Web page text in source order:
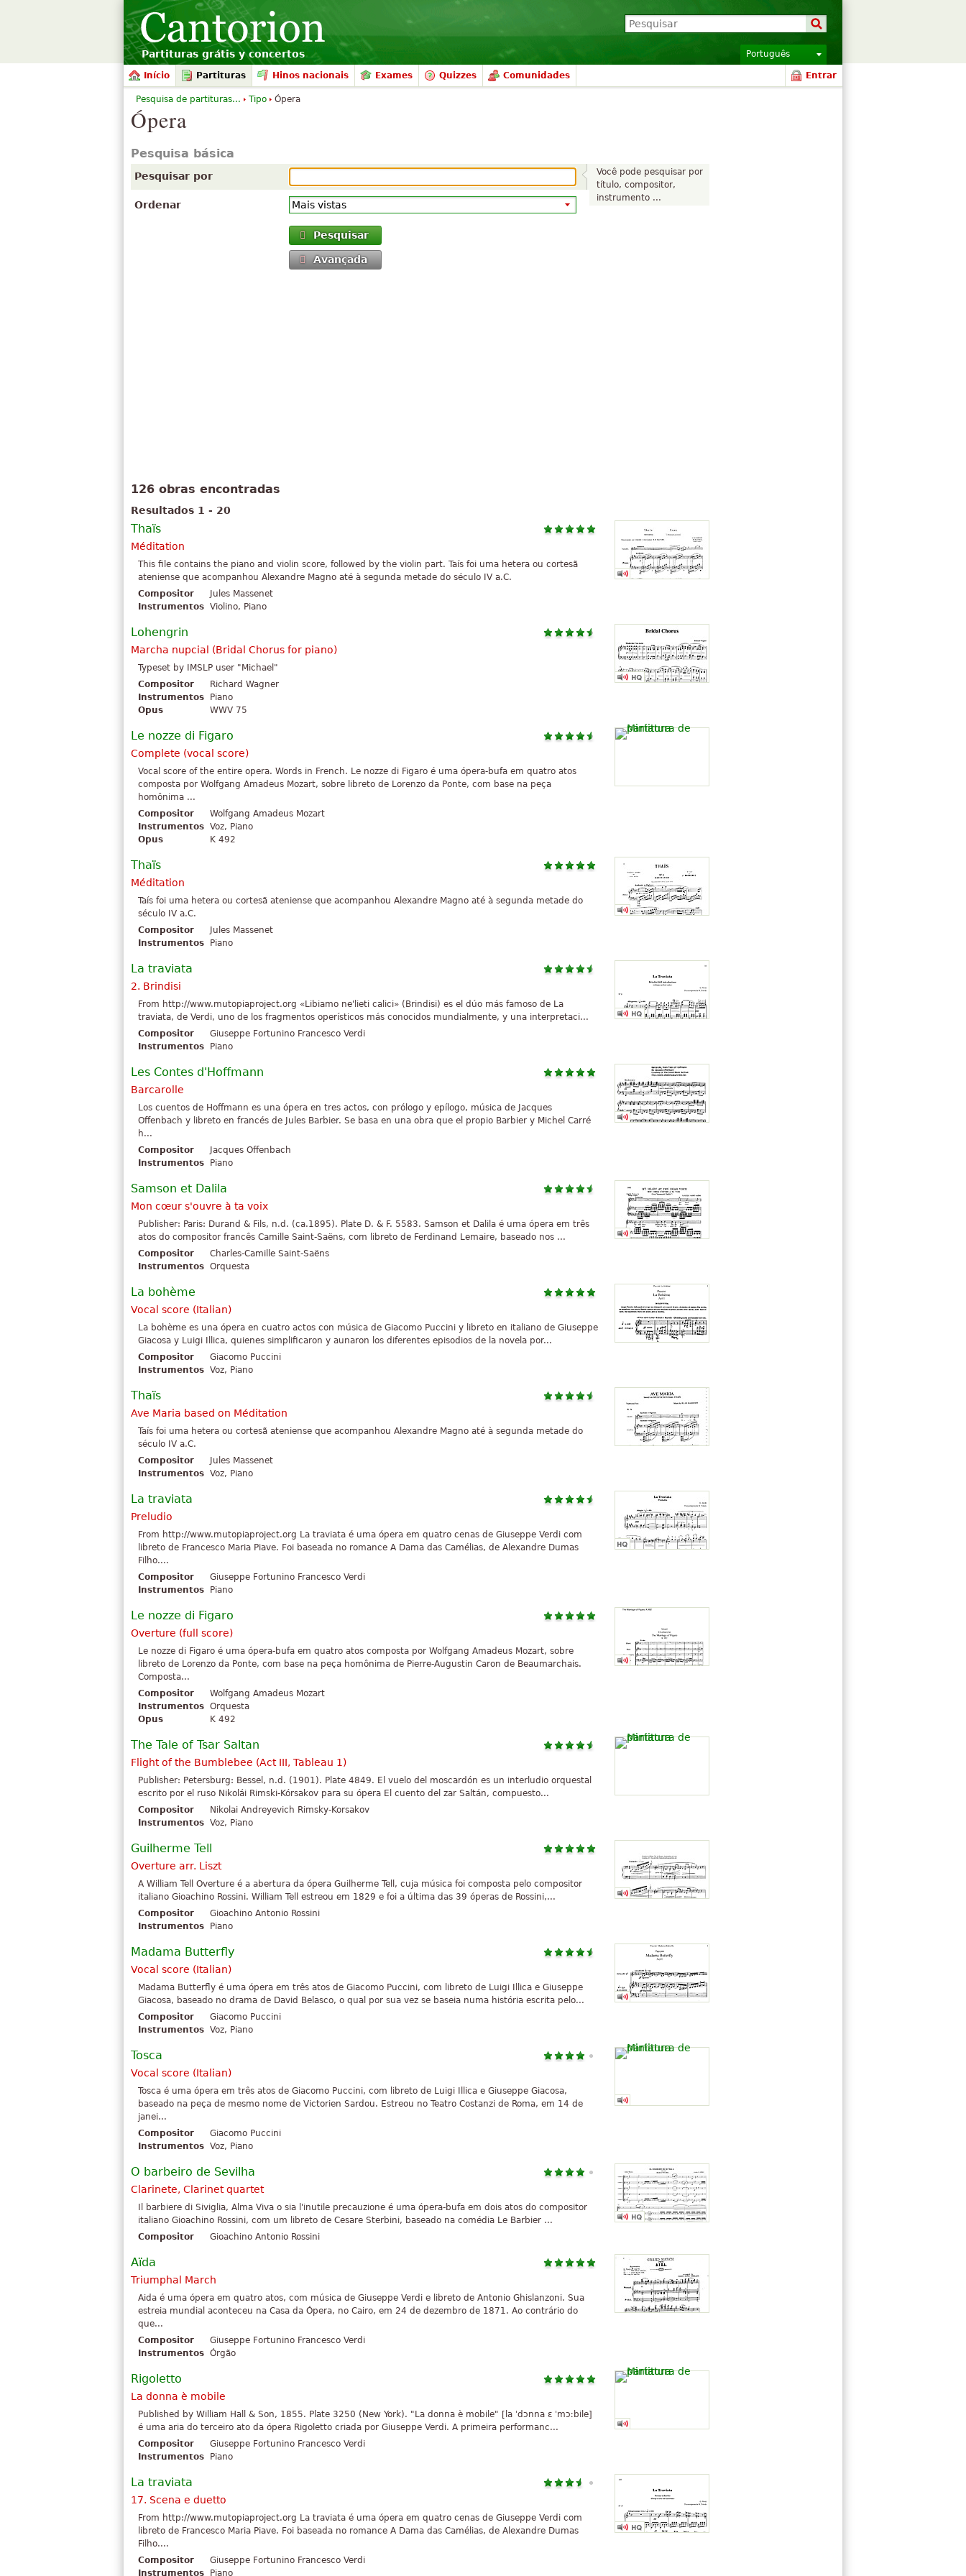
Partituras grátis y concertos Português
Início Partituras Hinos nacionais Exames Quizzes Comunidades Entrar
Ópera
Pesquisa básica
Você pode pesquisar por
título, compositor,
instrumento ...
Pesquisar por
Ordenar
Pesquisar
Avançada
126 obras encontradas
Resultados 1 - 20
Thaïs
Méditation
This file contains the piano and violin score, followed by the violin part. Taís foi uma hetera ou cortesã
ateniense que acompanhou Alexandre Magno até à segunda metade do século IV a.C.
Compositor
Jules Massenet
Instrumentos Violino, Piano
Lohengrin
Marcha nupcial (Bridal Chorus for piano)
Typeset by IMSLP user "Michael"
Compositor
Richard Wagner
Instrumentos
Piano
Opus
WWV 75
Le nozze di Figaro
Complete (vocal score)
Vocal score of the entire opera. Words in French. Le nozze di Figaro é uma ópera-bufa em quatro atos
composta por Wolfgang Amadeus Mozart, sobre libreto de Lorenzo da Ponte, com base na peça
homônima ...
Compositor
Wolfgang Amadeus Mozart
Instrumentos Voz, Piano
Opus
K 492
Thaïs
Méditation
Taís foi uma hetera ou cortesã ateniense que acompanhou Alexandre Magno até à segunda metade do
século IV a.C.
Compositor
Jules Massenet
Instrumentos
Piano
La traviata
2. Brindisi
From http://www.mutopiaproject.org «Libiamo ne'lieti calici» (Brindisi) es el dúo más famoso de La
traviata, de Verdi, uno de los fragmentos operísticos más conocidos mundialmente, y una interpretaci...
Compositor
Giuseppe Fortunino Francesco Verdi
Instrumentos
Piano
Les Contes d'Hoffmann
Barcarolle
Los cuentos de Hoffmann es una ópera en tres actos, con prólogo y epílogo, música de Jacques
Offenbach y libreto en francés de Jules Barbier. Se basa en una obra que el propio Barbier y Michel Carré
h...
Compositor
Jacques Offenbach
Instrumentos
Piano
Samson et Dalila
Mon cœur s'ouvre à ta voix
Publisher: Paris: Durand & Fils, n.d. (ca.1895). Plate D. & F. 5583. Samson et Dalila é uma ópera em três
atos do compositor francês Camille Saint-Saëns, com libreto de Ferdinand Lemaire, baseado nos ...
Compositor
Charles-Camille Saint-Saëns
Instrumentos Orquesta
La bohème
Vocal score (Italian)
La bohème es una ópera en cuatro actos con música de Giacomo Puccini y libreto en italiano de Giuseppe
Giacosa y Luigi Illica, quienes simplificaron y aunaron los diferentes episodios de la novela por...
Compositor
Giacomo Puccini
Instrumentos Voz, Piano
Thaïs
Ave Maria based on Méditation
Taís foi uma hetera ou cortesã ateniense que acompanhou Alexandre Magno até à segunda metade do
século IV a.C.
Compositor
Jules Massenet
Instrumentos Voz, Piano
La traviata
Preludio
From http://www.mutopiaproject.org La traviata é uma ópera em quatro cenas de Giuseppe Verdi com
libreto de Francesco Maria Piave. Foi baseada no romance A Dama das Camélias, de Alexandre Dumas
Filho....
Compositor
Giuseppe Fortunino Francesco Verdi
Instrumentos
Piano
Le nozze di Figaro
Overture (full score)
Le nozze di Figaro é uma ópera-bufa em quatro atos composta por Wolfgang Amadeus Mozart, sobre
libreto de Lorenzo da Ponte, com base na peça homônima de Pierre-Augustin Caron de Beaumarchais.
Composta...
Compositor
Wolfgang Amadeus Mozart
Instrumentos Orquesta
Opus
K 492
The Tale of Tsar Saltan
Flight of the Bumblebee (Act III, Tableau 1)
Publisher: Petersburg: Bessel, n.d. (1901). Plate 4849. El vuelo del moscardón es un interludio orquestal
escrito por el ruso Nikolái Rimski-Kórsakov para su ópera El cuento del zar Saltán, compuesto...
Compositor
Nikolai Andreyevich Rimsky-Korsakov
Instrumentos Voz, Piano
Guilherme Tell
Overture arr. Liszt
A William Tell Overture é a abertura da ópera Guilherme Tell, cuja música foi composta pelo compositor
italiano Gioachino Rossini. William Tell estreou em 1829 e foi a última das 39 óperas de Rossini,...
Compositor
Gioachino Antonio Rossini
Instrumentos
Piano
Madama Butterfly
Vocal score (Italian)
Madama Butterfly é uma ópera em três atos de Giacomo Puccini, com libreto de Luigi Illica e Giuseppe
Giacosa, baseado no drama de David Belasco, o qual por sua vez se baseia numa história escrita pelo...
Compositor
Giacomo Puccini
Instrumentos Voz, Piano
Tosca
Vocal score (Italian)
Tosca é uma ópera em três atos de Giacomo Puccini, com libreto de Luigi Illica e Giuseppe Giacosa,
baseado na peça de mesmo nome de Victorien Sardou. Estreou no Teatro Costanzi de Roma, em 14 de
janei...
Compositor
Giacomo Puccini
Instrumentos Voz, Piano
O barbeiro de Sevilha
Clarinete, Clarinet quartet
Il barbiere di Siviglia, Alma Viva o sia l'inutile precauzione é uma ópera-bufa em dois atos do compositor
italiano Gioachino Rossini, com um libreto de Cesare Sterbini, baseado na comédia Le Barbier ...
Compositor
Gioachino Antonio Rossini
Aïda
Triumphal March
Aida é uma ópera em quatro atos, com música de Giuseppe Verdi e libreto de Antonio Ghislanzoni. Sua
estreia mundial aconteceu na Casa da Ópera, no Cairo, em 24 de dezembro de 1871. Ao contrário do
que...
Compositor
Giuseppe Fortunino Francesco Verdi
Instrumentos Órgão
Rigoletto
La donna è mobile
Published by William Hall & Son, 1855. Plate 3250 (New York). "La donna è mobile" [la ˈdɔnna ɛ ˈmɔːbile]
é uma aria do terceiro ato da ópera Rigoletto criada por Giuseppe Verdi. A primeira performanc...
Compositor
Giuseppe Fortunino Francesco Verdi
Instrumentos
Piano
La traviata
17. Scena e duetto
From http://www.mutopiaproject.org La traviata é uma ópera em quatro cenas de Giuseppe Verdi com
libreto de Francesco Maria Piave. Foi baseada no romance A Dama das Camélias, de Alexandre Dumas
Filho....
Compositor
Giuseppe Fortunino Francesco Verdi
Instrumentos
Piano
Pesquisa de partituras... Tipo Ópera